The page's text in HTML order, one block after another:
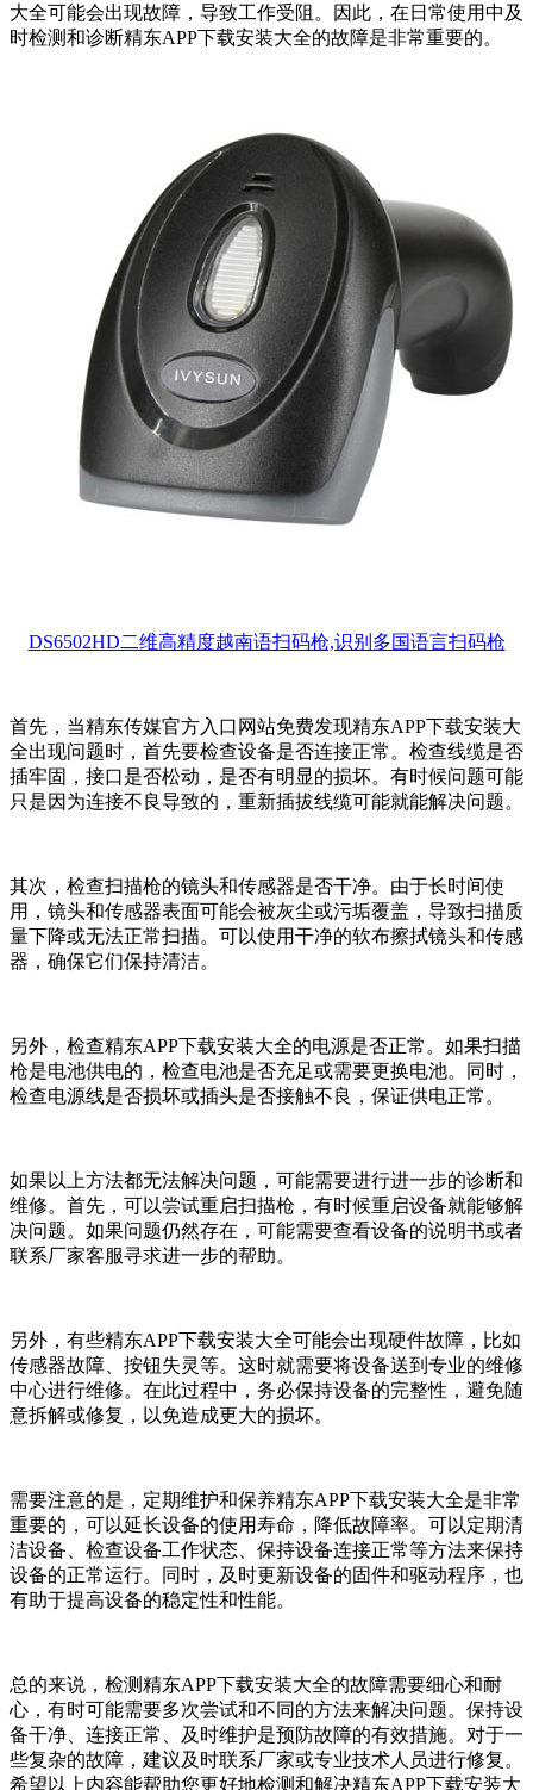
大全可能会出现故障，导致工作受阻。因此，在日常使用中及
时检测和诊断精东APP下载安装大全的故障是非常重要的。
DS6502HD二维高精度越南语扫码枪,识别多国语言扫码枪
首先，当精东传媒官方入口网站免费发现精东APP下载安装大
全出现问题时，首先要检查设备是否连接正常。检查线缆是否
插牢固，接口是否松动，是否有明显的损坏。有时候问题可能
只是因为连接不良导致的，重新插拔线缆可能就能解决问题。
其次，检查扫描枪的镜头和传感器是否干净。由于长时间使
用，镜头和传感器表面可能会被灰尘或污垢覆盖，导致扫描质
量下降或无法正常扫描。可以使用干净的软布擦拭镜头和传感
器，确保它们保持清洁。
另外，检查精东APP下载安装大全的电源是否正常。如果扫描
枪是电池供电的，检查电池是否充足或需要更换电池。同时，
检查电源线是否损坏或插头是否接触不良，保证供电正常。
如果以上方法都无法解决问题，可能需要进行进一步的诊断和
维修。首先，可以尝试重启扫描枪，有时候重启设备就能够解
决问题。如果问题仍然存在，可能需要查看设备的说明书或者
联系厂家客服寻求进一步的帮助。
另外，有些精东APP下载安装大全可能会出现硬件故障，比如
传感器故障、按钮失灵等。这时就需要将设备送到专业的维修
中心进行维修。在此过程中，务必保持设备的完整性，避免随
意拆解或修复，以免造成更大的损坏。
需要注意的是，定期维护和保养精东APP下载安装大全是非常
重要的，可以延长设备的使用寿命，降低故障率。可以定期清
洁设备、检查设备工作状态、保持设备连接正常等方法来保持
设备的正常运行。同时，及时更新设备的固件和驱动程序，也
有助于提高设备的稳定性和性能。
总的来说，检测精东APP下载安装大全的故障需要细心和耐
心，有时可能需要多次尝试和不同的方法来解决问题。保持设
备干净、连接正常、及时维护是预防故障的有效措施。对于一
些复杂的故障，建议及时联系厂家或专业技术人员进行修复。
希望以上内容能帮助您更好地检测和解决精东APP下载安装大